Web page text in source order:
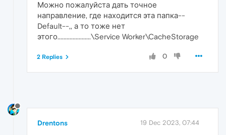
Можно пожалуйста дать точное
направление, где находится эта папка--
Default--,, а то тоже нет
этого......................\Service Worker\CacheStorage
0
2 Replies
Drentons 19 Dec 2023, 07:44